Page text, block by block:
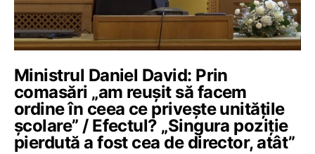
Ministrul Daniel David: Prin
comasări „am reușit să facem
ordine în ceea ce privește unitățile
școlare” / Efectul? „Singura poziție
pierdută a fost cea de director, atât”